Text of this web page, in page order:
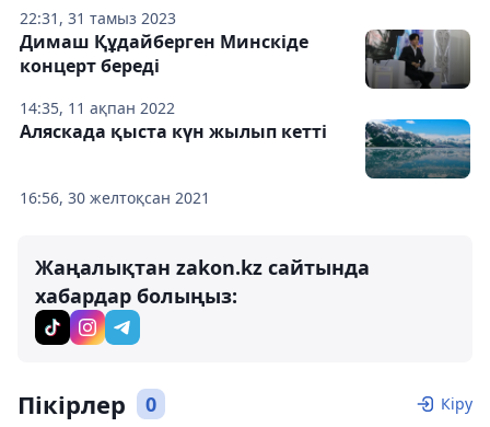
22:31, 31 тамыз 2023
14:35, 11 ақпан 2022
Димаш Құдайберген Минскіде
концерт береді
16:56, 30 желтоқсан 2021
Аляскада қыста күн жылып кетті
Жаңалықтан zakon.kz сайтында
хабардар болыңыз:
Пікірлер 0 Кіру